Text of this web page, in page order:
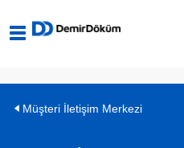
Tekirdağ
Müşteri İletişim Merkezi